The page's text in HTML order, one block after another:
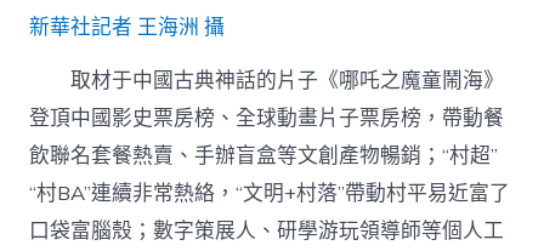
新華社記者 王海洲 攝
取材于中國古典神話的片子《哪吒之魔童鬧海》
登頂中國影史票房榜、全球動畫片子票房榜，帶動餐
飲聯名套餐熱賣、手辦盲盒等文創產物暢銷；“村超”
“村BA”連續非常熱絡，“文明+村落”帶動村平易近富了
口袋富腦殼；數字策展人、研學游玩領導師等個人工